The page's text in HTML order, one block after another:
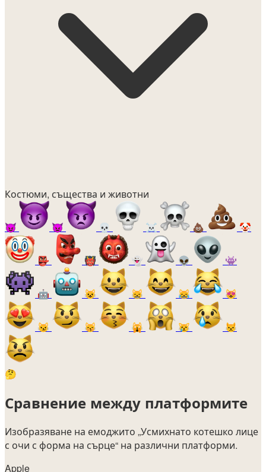
Костюми, същества и животни
😈 👿 💀 ☠️ 💩 🤡
👺 👹 👻 👽 👾
🤖 😺 😸 😹 😻
😼 😽 🙀 😿 😾
🤔
Сравнение между платформите
Изобразяване на емоджито „Усмихнато котешко лице
с очи с форма на сърце“ на различни платформи.
Apple